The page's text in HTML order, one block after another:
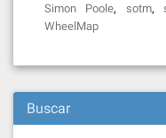
Simon Poole, sotm,
WheelMap
Buscar